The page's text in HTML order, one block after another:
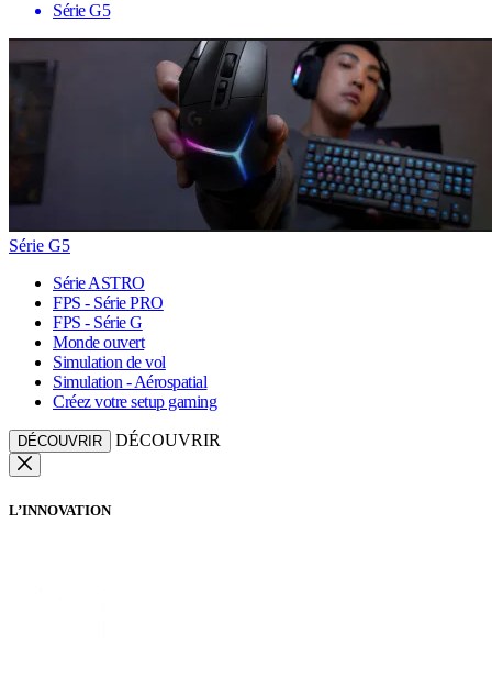
Série G5
Série G5
Série ASTRO
FPS - Série PRO
FPS - Série G
Monde ouvert
Simulation de vol
Simulation - Aérospatial
Créez votre setup gaming
DÉCOUVRIR DÉCOUVRIR
L’INNOVATION